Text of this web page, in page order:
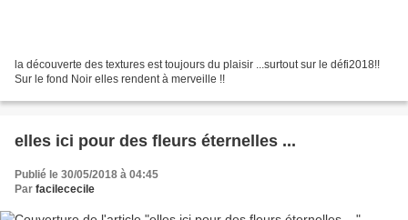
la découverte des textures est toujours du plaisir ...surtout sur le défi2018!!
Sur le fond Noir elles rendent à merveille !!
elles ici pour des fleurs éternelles ...
Publié le 30/05/2018 à 04:45
Par facilececile